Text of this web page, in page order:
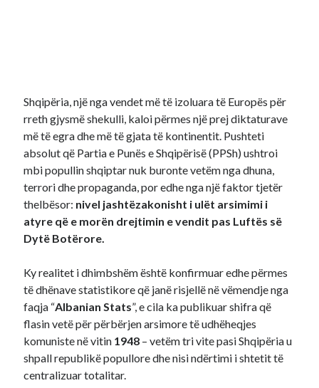
Shqipëria, një nga vendet më të izoluara të Europës për
rreth gjysmë shekulli, kaloi përmes një prej diktaturave
më të egra dhe më të gjata të kontinentit. Pushteti
absolut që Partia e Punës e Shqipërisë (PPSh) ushtroi
mbi popullin shqiptar nuk buronte vetëm nga dhuna,
terrori dhe propaganda, por edhe nga një faktor tjetër
thelbësor: nivel jashtëzakonisht i ulët arsimimi i
atyre që e morën drejtimin e vendit pas Luftës së
Dytë Botërore.
Ky realitet i dhimbshëm është konfirmuar edhe përmes
të dhënave statistikore që janë risjellë në vëmendje nga
faqja “Albanian Stats”, e cila ka publikuar shifra që
flasin vetë për përbërjen arsimore të udhëheqjes
komuniste në vitin 1948 – vetëm tri vite pasi Shqipëria u
shpall republikë popullore dhe nisi ndërtimi i shtetit të
centralizuar totalitar.